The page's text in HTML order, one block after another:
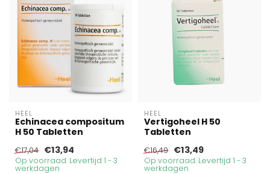
HEEL
Echinacea compositum
H 50 Tabletten
€17,04 €13,94
Op voorraad. Levertijd 1 - 3
werkdagen
HEEL
Vertigoheel H 50
Tabletten
€16,49 €13,49
Op voorraad. Levertijd 1 - 3
werkdagen